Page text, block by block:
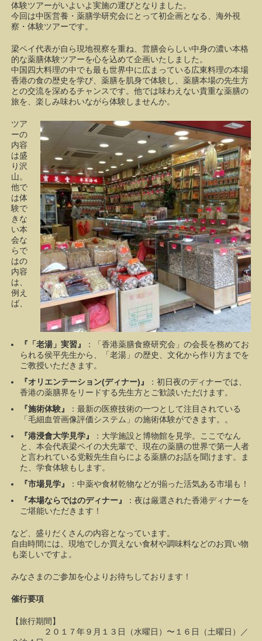
体験ツアーがいよいよ実施の運びとなりました。
今回は中医営養・薬膳学研究会にとって初企画となる、海外視
察・体験ツアーです。
梁ペイ代表が自ら現地視察を重ね、営膳会らしい中身の濃い本格
的な薬膳体験ツアーを心を込めて企画いたしました。
中国四大料理の中でも最も世界中に広まっている広東料理の本場
香港の食の歴史を学び、薬膳を肌身で体験し、薬膳本場の先生方
との交流を深めるチャンスです。他では味わえない貴重な薬膳の
旅を、楽しみ味わいながら体験しませんか。
ツア
ーの
内容
は盛
り沢
山。
他で
は体
験で
きな
い本
会な
らで
はの
内容
は、
例え
ば、
『「老湯」実習』
：「香港薬膳食療研究会」の会長を務めてお
られる侯平先生から、「老湯」の歴史、文化から作り方までを
ご教授いただきます。
『オリエンテーション(ディナー)』
：初日夜のディナーでは、
香港の薬膳界をリードする先生方とご歓談いただけます。
『施術体験』
：最新の医療技術の一つとして注目されている
「毛細血管画像評価システム」の施術体験ができます。。
『港浸會大学見学』
：大学施設と博物館を見学。ここでなん
と、本会代表梁ペイの大先輩で、現在の薬膳の世界で第一人者
と言われている党毅先生自らによる薬膳のお話を聞けます。ま
た、学食体験もします。
『市場見学』
：中薬や食材乾物などが揃った活気ある市場も！
『本場ならではのディナー』
：夜は厳選された香港ディナーを
ご堪能いただきます！
など、盛りだくさんの内容となっています。
自由時間には、現地でしか買えない食材や調味料などのお買い物
も楽しいですよ。
みなさまのご参加を心よりお待ちしております！
催行要項
【旅行期間】
２０１７年９月１３日（水曜日）〜１６日（土曜日）／